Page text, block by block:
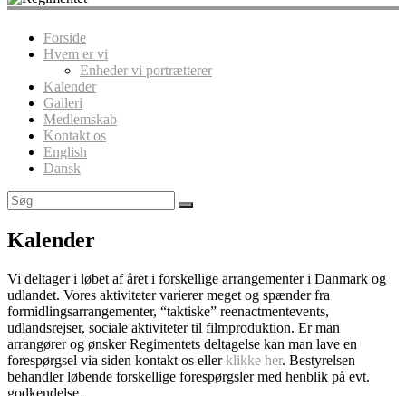
Forside
Hvem er vi
Enheder vi portrætterer
Kalender
Galleri
Medlemskab
Kontakt os
English
Dansk
Kalender
Vi deltager i løbet af året i forskellige arrangementer i Danmark og
udlandet. Vores aktiviteter varierer meget og spænder fra
formidlingsarrangementer, “taktiske” reenactmentevents,
udlandsrejser, sociale aktiviteter til filmproduktion. Er man
arrangører og ønsker Regimentets deltagelse kan man lave en
forespørgsel via siden kontakt os ellerklikke her. Bestyrelsen
behandler løbende forskellige forespørgsler med henblik på evt.
godkendelse.